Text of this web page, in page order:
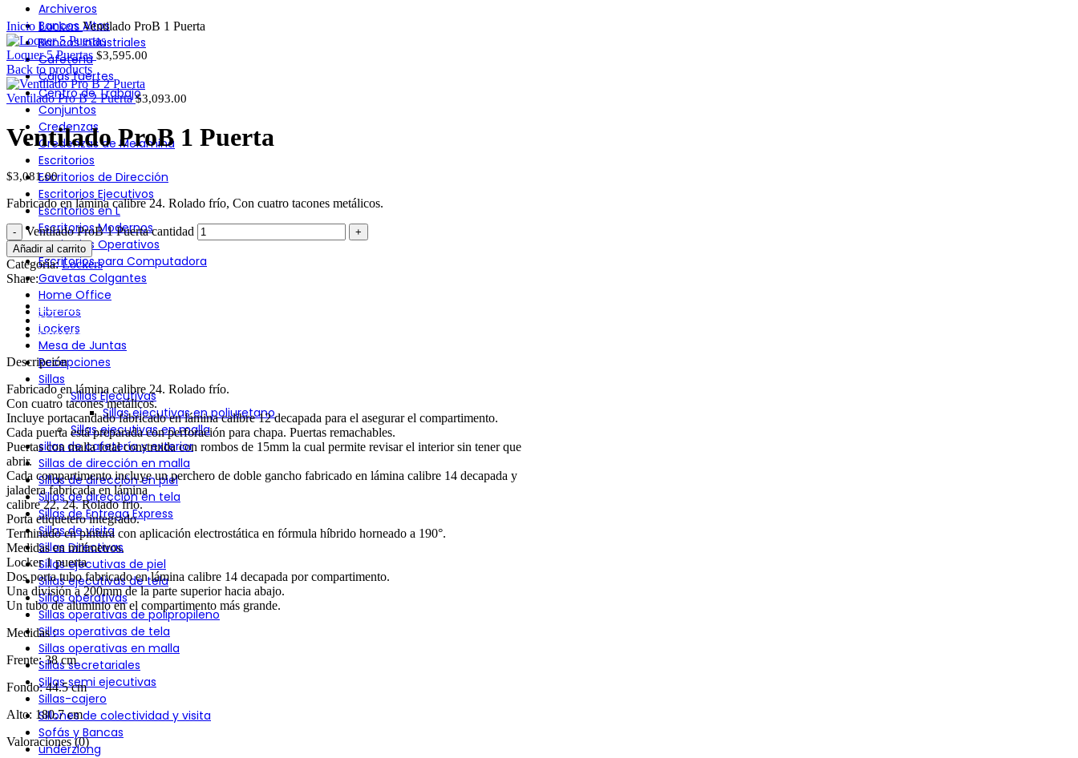
Archiveros
Bancos Altos
Bancos Industriales
Cafetería
Cajas fuertes
Centro de Trabajo
Conjuntos
Credenzas
Credenzas de Melamina
Escritorios
Escritorios de Dirección
Escritorios Ejecutivos
Escritorios en L
Escritorios Modernos
Escritorios Operativos
Escritorios para Computadora
Gavetas Colgantes
Home Office
Libreros
Lockers
Mesa de Juntas
Recepciones
Sillas
Sillas Ejecutivas
Sillas ejecutivas en poliuretano
Sillas ejecutivas en malla
sillas de cafetería y exterior
Sillas de dirección en malla
Sillas de dirección en piel
Sillas de dirección en tela
Sillas de Entrega Express
Sillas de visita
Sillas Directivas
Sillas ejecutivas de piel
Sillas ejecutivas de tela
Sillas operativas
Sillas operativas de polipropileno
Sillas operativas de tela
Sillas operativas en malla
Sillas secretariales
Sillas semi ejecutivas
Sillas-cajero
Sillones de colectividad y visita
Sofás y Bancas
underzlong
Click to enlarge
Inicio Lockers Ventilado ProB 1 Puerta
Loquer 5 Puertas $3,595.00
Back to products
Ventilado Pro B 2 Puerta$3,093.00
Ventilado ProB 1 Puerta
$3,081.00
Fabricado en lámina calibre 24. Rolado frío, Con cuatro tacones metálicos.
Ventilado ProB 1 Puerta cantidad
Añadir al carrito
Categoría: Lockers
Share:
Descripción
Valoraciones (0)
Shipping & Delivery
Descripción
Fabricado en lámina calibre 24. Rolado frío.
Con cuatro tacones metálicos.
Incluye portacandado fabricado en lámina calibre 12 decapada para el asegurar el compartimento.
Cada puerta está preparada con perforación para chapa. Puertas remachables.
Puertas con malla total construida con rombos de 15mm la cual permite revisar el interior sin tener que
abrir.
Cada compartimento incluye un perchero de doble gancho fabricado en lámina calibre 14 decapada y
jaladera fabricada en lámina
calibre 22, 24. Rolado frio.
Porta etiquetero integrado.
Terminado en pintura con aplicación electrostática en fórmula híbrido horneado a 190°.
Medidas en milímetros.
Locker 1 puerta
Dos porta tubo fabricado en lámina calibre 14 decapada por compartimento.
Una división a 200mm de la parte superior hacia abajo.
Un tubo de aluminio en el compartimento más grande.
Medidas :
Frente: 38 cm
Fondo: 44.5 cm
Alto: 180.7 cm
Valoraciones (0)